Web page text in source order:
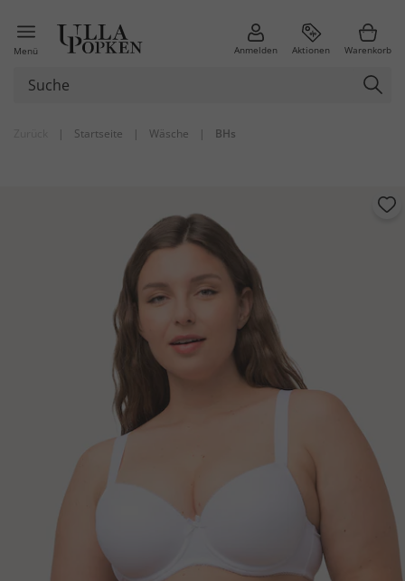
Menü Anmelden Aktionen Warenkorb
| Startseite | Wäsche | BHs